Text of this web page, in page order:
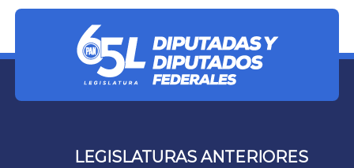
LEGISLATURAS ANTERIORES